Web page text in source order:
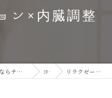
ン×内臓調整
東京表参道のリラクゼーションならチネイザン / ボディ & マインドケアサロン ka-na-me コラム リラクゼーション×内臓調整